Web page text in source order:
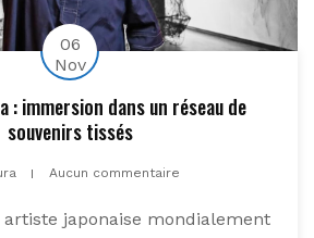
06
Nov
: immersion dans un réseau de
souvenirs tissés
Aucun commentaire
japonaise mondialement